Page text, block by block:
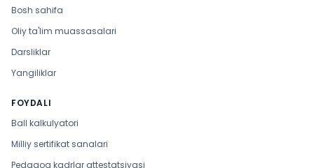
Bosh sahifa
Oliy ta'lim muassasalari
Darsliklar
Yangiliklar
FOYDALI
Ball kalkulyatori
Milliy sertifikat sanalari
Pedagog kadrlar attestatsiyasi